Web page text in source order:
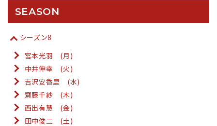
SEASON
シーズン8
宮本光羽 (月)
中井伸幸 (火)
吉沢安香里 (水)
齋藤千紗 (木)
西出有慧 (金)
田中俊二 (土)